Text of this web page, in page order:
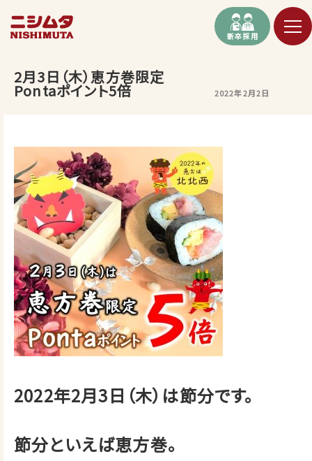
新卒採用
2月3日（木）恵方巻限定
Pontaポイント5倍 2022年2月2日
2022年2月3日（木）は節分です。
節分といえば恵方巻。